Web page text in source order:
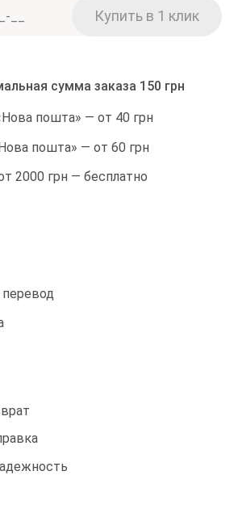
сумма заказа 150 грн
пошта» — от 40 грн
пошта» — от 60 грн
2000 грн — бесплатно